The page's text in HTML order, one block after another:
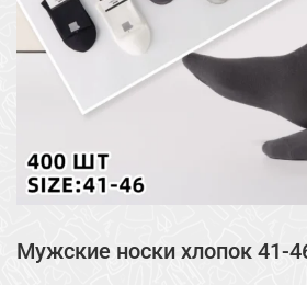
Мужские носки хлопок 41-